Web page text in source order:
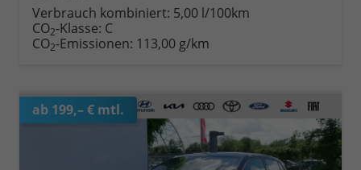
Verbrauch kombiniert: 5,00 l/100km
CO2-Klasse: C
CO2-Emissionen: 113,00 g/km
ab 199,– € mtl.